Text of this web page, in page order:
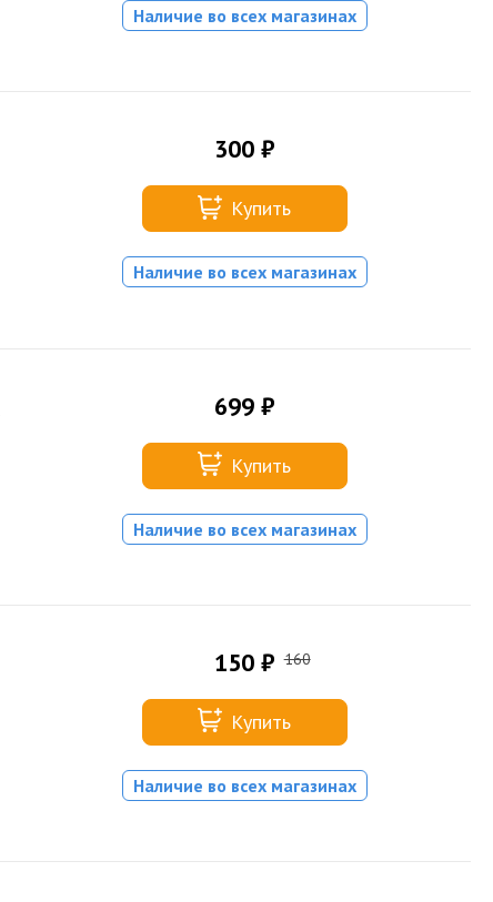
Наличие во всех магазинах
300 ₽
Купить
Наличие во всех магазинах
699 ₽
Купить
Наличие во всех магазинах
150 ₽ 160
Купить
Наличие во всех магазинах